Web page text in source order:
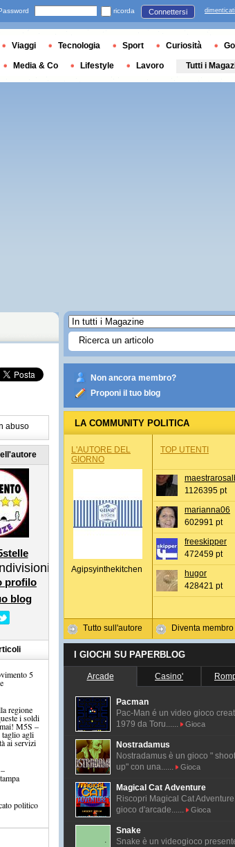
abuso
profilo
blog
5
regione
i soldi
M5S –
taglio agli
ai servizi
politico
Non ancora membro?
Proponi il tuo blog
LA COMMUNITY POLITICA
L'AUTORE DEL
GIORNO
Agipsyinthekitchen
Tutto sull'autore
TOP UTENTI
1126395 pt
marianna06
602991 pt
freeskipper
472459 pt
hugor
428421 pt
Diventa membro
I GIOCHI SU PAPERBLOG
Arcade Casino'
Pacman
Pac-Man é un video gioco
1979 da Toru......
Gioca
Nostradamus
Nostradamus è un gioco "
up" con una......
Gioca
Magical Cat Adventure
Riscopri Magical Cat
gioco d'arcade......
Gioca
Snake
Snake è un videogioco
ricorda Connettersi
Viaggi Tecnologia Sport Curiosità
Media & Co Lifestyle Lavoro Tutti i